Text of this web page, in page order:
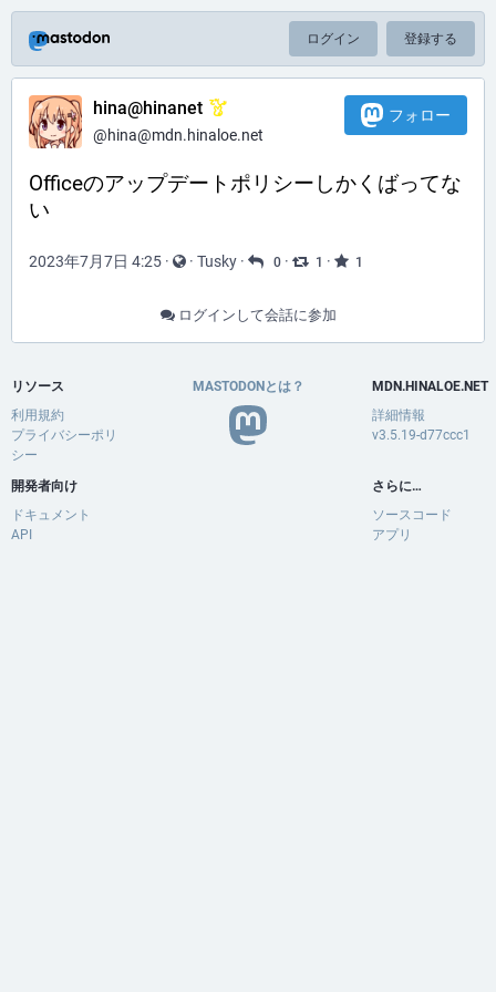
ログイン 登録する
hina@hinanet
@hina@mdn.hinaloe.net
フォロー
Officeのアップデートポリシーしかくばってな
い
2023年7月7日 4:25 · · Tusky · 0 · 1 · 1
ログインして会話に参加
リソース
利用規約
プライバシーポリ
シー
開発者向け
ドキュメント
API
MASTODONとは？
MDN.HINALOE.NET
詳細情報
v3.5.19-d77ccc1
さらに…
ソースコード
アプリ